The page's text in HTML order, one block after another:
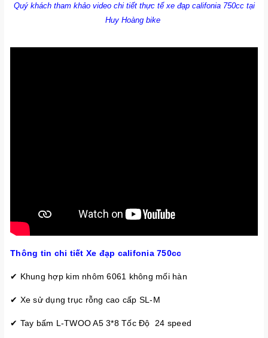
Quý khách tham khảo video chi tiết thực tế xe đạp califonia 750cc tại
Huy Hoàng bike
Thông tin chi tiết Xe đạp califonia 750cc
✔ Khung hợp kim nhôm 6061 không mối hàn
✔ Xe sử dụng trục rỗng cao cấp SL-M
✔ Tay bấm L-TWOO A5 3*8 Tốc Độ 24 speed